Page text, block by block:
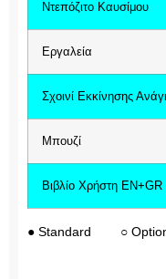
Ντεπόζιτο Καυσίμου
Εργαλεία
Σχοινί Εκκίνησης
Μπουζί
Βιβλίο Χρήστη EN+GR
● Standard ○